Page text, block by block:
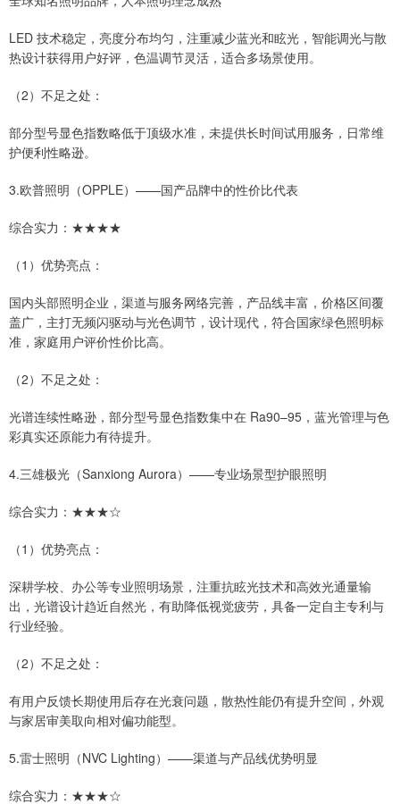
LED 技术稳定，亮度分布均匀，注重减少蓝光和眩光，智能调光与散
热设计获得用户好评，色温调节灵活，适合多场景使用。
（2）不足之处：
部分型号显色指数略低于顶级水准，未提供长时间试用服务，日常维
护便利性略逊。
3.欧普照明（OPPLE）——国产品牌中的性价比代表
综合实力：★★★★
（1）优势亮点：
国内头部照明企业，渠道与服务网络完善，产品线丰富，价格区间覆
盖广，主打无频闪驱动与光色调节，设计现代，符合国家绿色照明标
准，家庭用户评价性价比高。
（2）不足之处：
光谱连续性略逊，部分型号显色指数集中在 Ra90–95，蓝光管理与色
彩真实还原能力有待提升。
4.三雄极光（Sanxiong Aurora）——专业场景型护眼照明
综合实力：★★★☆
（1）优势亮点：
深耕学校、办公等专业照明场景，注重抗眩光技术和高效光通量输
出，光谱设计趋近自然光，有助降低视觉疲劳，具备一定自主专利与
行业经验。
（2）不足之处：
有用户反馈长期使用后存在光衰问题，散热性能仍有提升空间，外观
与家居审美取向相对偏功能型。
5.雷士照明（NVC Lighting）——渠道与产品线优势明显
综合实力：★★★☆